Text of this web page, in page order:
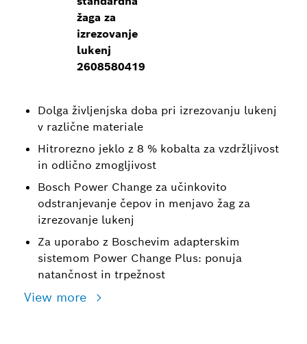
žaga za
izrezovanje
lukenj
2608580419
Dolga življenjska doba pri izrezovanju lukenj
v različne materiale
Hitrorezno jeklo z 8 % kobalta za vzdržljivost
in odlično zmogljivost
Bosch Power Change za učinkovito
odstranjevanje čepov in menjavo žag za
izrezovanje lukenj
Za uporabo z Boschevim adapterskim
sistemom Power Change Plus: ponuja
natančnost in trpežnost
View more